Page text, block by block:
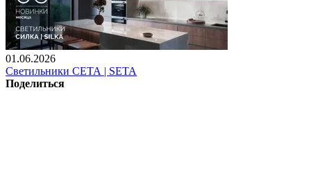
01.06.2026
Светильники СЕТА | SETA
Поделиться